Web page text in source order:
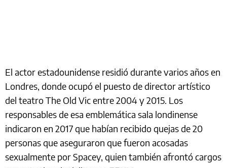
El actor estadounidense residió durante varios años en
Londres, donde ocupó el puesto de director artístico
del teatro The Old Vic entre 2004 y 2015. Los
responsables de esa emblemática sala londinense
indicaron en 2017 que habían recibido quejas de 20
personas que aseguraron que fueron acosadas
sexualmente por Spacey, quien también afrontó cargos